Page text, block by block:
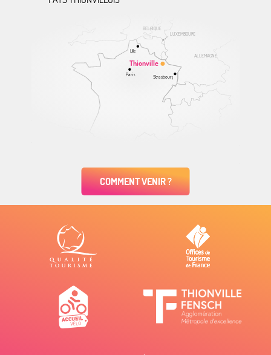
ALLEMAGNE
BELGIQUE
LUXEMBOURG
Thionville
Lille
Paris Strasbourg
COMMENT VENIR ?